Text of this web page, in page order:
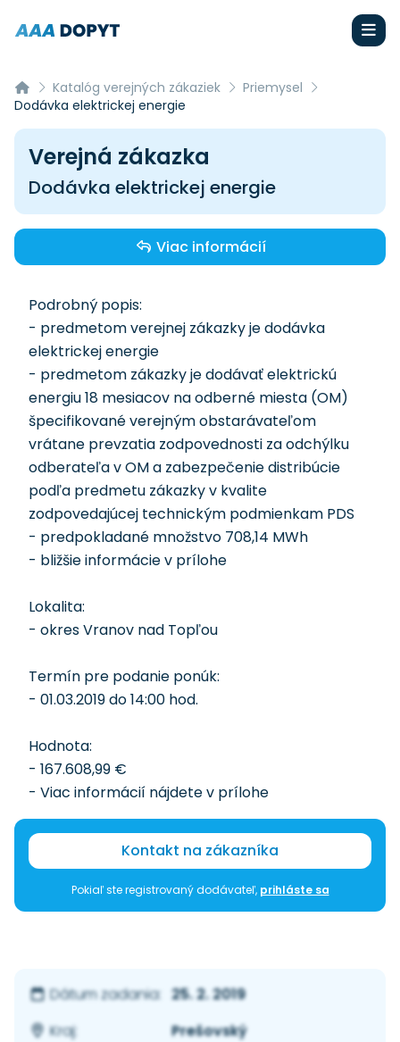
Katalóg verejných zákaziek
Priemysel
Dodávka elektrickej energie
Verejná zákazka
Dodávka elektrickej energie
Viac informácií
Podrobný popis:
- predmetom verejnej zákazky je dodávka
elektrickej energie
- predmetom zákazky je dodávať elektrickú
energiu 18 mesiacov na odberné miesta (OM)
špecifikované verejným obstarávateľom
vrátane prevzatia zodpovednosti za odchýlku
odberateľa v OM a zabezpečenie distribúcie
podľa predmetu zákazky v kvalite
zodpovedajúcej technickým podmienkam PDS
- predpokladané množstvo 708,14 MWh
- bližšie informácie v prílohe
Lokalita:
- okres Vranov nad Topľou
Termín pre podanie ponúk:
- 01.03.2019 do 14:00 hod.
Hodnota:
- 167.608,99 €
- Viac informácií nájdete v prílohe
Kontakt na zákazníka
Pokiaľ ste registrovaný dodávateľ, prihláste sa
Dátum zadania: 25. 2. 2019
Kraj:
Prešovský